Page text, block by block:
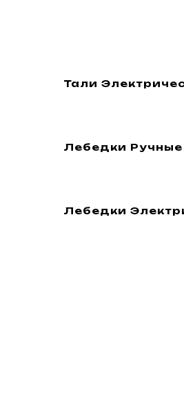
Тали
Лебедки Ручные
Лебедки